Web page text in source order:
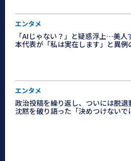
エンタメ
「AIじゃない？」と疑惑浮上…美人
本代表が「私は実在します」と異例
エンタメ
政治投稿を繰り返し、ついには脱
沈黙を破り語った「決めつけないで